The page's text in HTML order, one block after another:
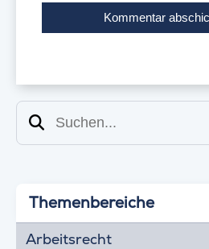
Suchen
Themenbereiche
Arbeitsrecht